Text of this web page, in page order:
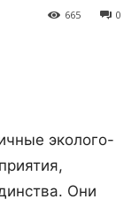
0
665
эколого-
Они